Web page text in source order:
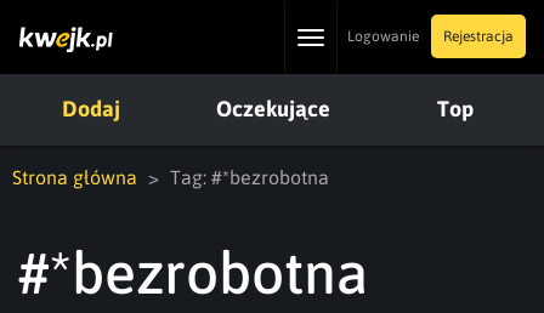
ToggleLogowanie Rejestracja
Dodaj Oczekujące Top
Strona główna Tag: #*bezrobotna
#*bezrobotna